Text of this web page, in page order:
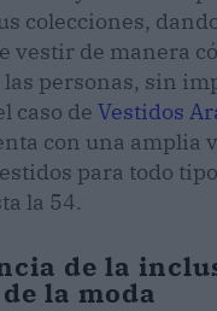
colecciones,
vestir de manera
las personas, sin
caso de Vestidos
con una amplia
para todo
la 54.
de la
la moda